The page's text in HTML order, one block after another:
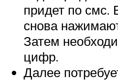
придет по смс.
снова
Затем
цифр.
Далее